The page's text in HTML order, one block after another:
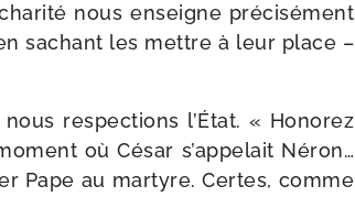
nous enseigne pré­ci­sé­ment
sachant les mettre à leur place –
res­pec­tions l’État. « Honorez
où César s’ap­pe­lait Néron…
Pape au mar­tyre. Certes, comme